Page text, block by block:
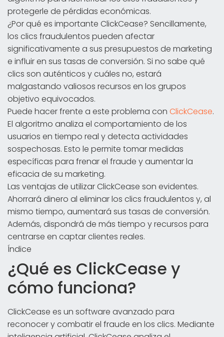
protegerle de pérdidas económicas.
¿Por qué es importante ClickCease? Sencillamente,
los clics fraudulentos pueden afectar
significativamente a sus presupuestos de marketing
e influir en sus tasas de conversión. Si no sabe qué
clics son auténticos y cuáles no, estará
malgastando valiosos recursos en los grupos
objetivo equivocados.
Puede hacer frente a este problema con ClickCease.
El algoritmo analiza el comportamiento de los
usuarios en tiempo real y detecta actividades
sospechosas. Esto le permite tomar medidas
específicas para frenar el fraude y aumentar la
eficacia de su marketing.
Las ventajas de utilizar ClickCease son evidentes.
Ahorrará dinero al eliminar los clics fraudulentos y, al
mismo tiempo, aumentará sus tasas de conversión.
Además, dispondrá de más tiempo y recursos para
centrarse en captar clientes reales.
Índice
¿Qué es ClickCease y
cómo funciona?
ClickCease es un software avanzado para
reconocer y combatir el fraude en los clics. Mediante